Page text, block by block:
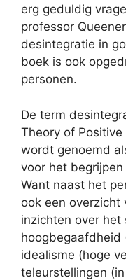
erg geduldig
professor
desintegratie in
boek is ook
personen.
De term
Theory of
wordt genoemd
voor het
Want naast het
ook een overzicht
inzichten over het
hoogbegaafdheid
idealisme (hoge
teleurstellingen